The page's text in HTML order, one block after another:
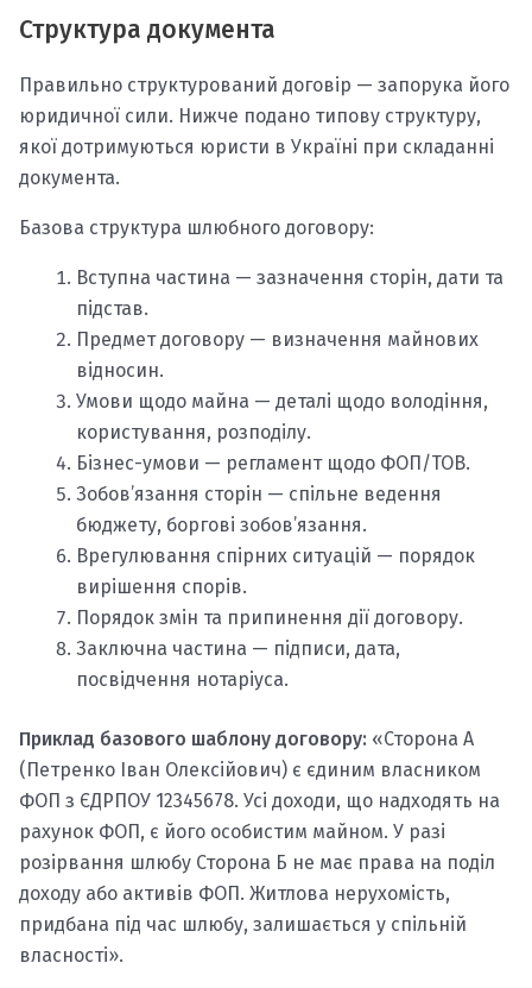
Структура документа
Правильно структурований договір — запорука його
юридичної сили. Нижче подано типову структуру,
якої дотримуються юристи в Україні при складанні
документа.
Базова структура шлюбного договору:
Вступна частина — зазначення сторін, дати та
підстав.
Предмет договору — визначення майнових
відносин.
Умови щодо майна — деталі щодо володіння,
користування, розподілу.
Бізнес-умови — регламент щодо ФОП/ТОВ.
Зобов’язання сторін — спільне ведення
бюджету, боргові зобов’язання.
Врегулювання спірних ситуацій — порядок
вирішення спорів.
Порядок змін та припинення дії договору.
Заключна частина — підписи, дата,
посвідчення нотаріуса.
Приклад базового шаблону договору: «Сторона А
(Петренко Іван Олексійович) є єдиним власником
ФОП з ЄДРПОУ 12345678. Усі доходи, що надходять на
рахунок ФОП, є його особистим майном. У разі
розірвання шлюбу Сторона Б не має права на поділ
доходу або активів ФОП. Житлова нерухомість,
придбана під час шлюбу, залишається у спільній
власності».